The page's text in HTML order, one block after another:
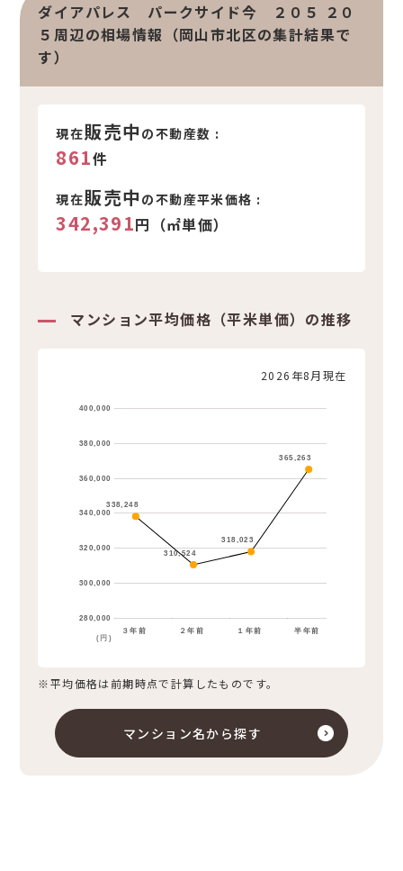
ダイアパレス パークサイド今 ２０５ ２０
５周辺の相場情報（岡山市北区の集計結果で
す）
現在販売中 の不動産数 :
861件
現在販売中 の不動産平米価格 :
342,391円（㎡単価）
マンション平均価格（平米単価）の推移
2026年8月現在
３年前 ２年前 １年前 半年前
280,000
300,000
320,000
340,000
360,000
380,000
400,000
338,248
310,524
318,023
365,263
(円)
※平均価格は前期時点で計算したものです。
マンション名から探す